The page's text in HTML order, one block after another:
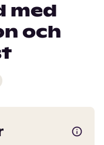
med
och